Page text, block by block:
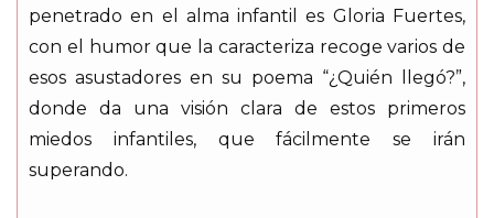
penetrado en el alma infantil es Gloria Fuertes,
con el humor que la caracteriza recoge varios de
esos asustadores en su poema “¿Quién llegó?”,
donde da una visión clara de estos primeros
miedos infantiles, que fácilmente se irán
superando.